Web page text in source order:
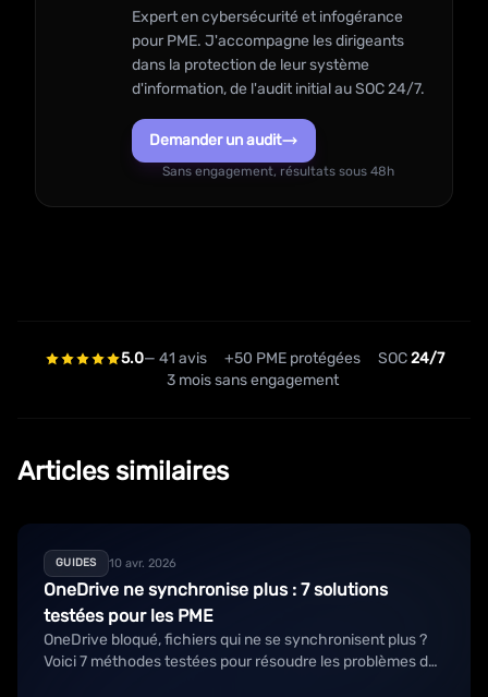
Expert en cybersécurité et infogérance
pour PME. J'accompagne les dirigeants
dans la protection de leur système
d'information, de l'audit initial au SOC 24/7.
Demander un audit
Sans engagement, résultats sous 48h
5.0— 41 avis +50 PME protégées SOC24/7
3 mois sans engagement
Articles similaires
GUIDES 10 avr. 2026
OneDrive ne synchronise plus : 7 solutions
testées pour les PME
OneDrive bloqué, fichiers qui ne se synchronisent plus ?
Voici 7 méthodes testées pour résoudre les problèmes de